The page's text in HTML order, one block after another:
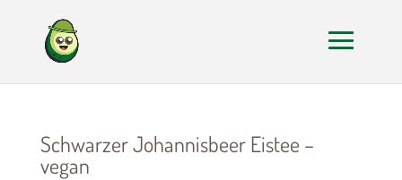
Schwarzer Johannisbeer Eistee –
vegan